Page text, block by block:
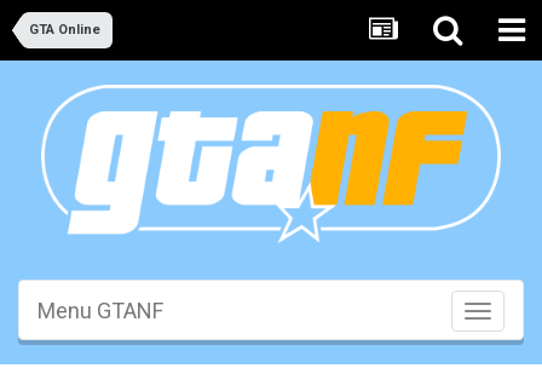
GTA Online
Toggle
Menu GTANF